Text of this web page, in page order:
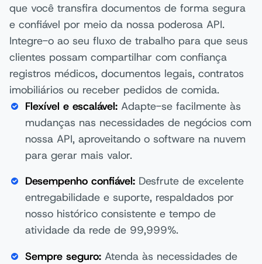
que você transfira documentos de forma segura
e confiável por meio da nossa poderosa API.
Integre-o ao seu fluxo de trabalho para que seus
clientes possam compartilhar com confiança
registros médicos, documentos legais, contratos
imobiliários ou receber pedidos de comida.
Flexível e escalável: Adapte-se facilmente às
mudanças nas necessidades de negócios com
nossa API, aproveitando o software na nuvem
para gerar mais valor.
Desempenho confiável: Desfrute de excelente
entregabilidade e suporte, respaldados por
nosso histórico consistente e tempo de
atividade da rede de 99,999%.
Sempre seguro: Atenda às necessidades de